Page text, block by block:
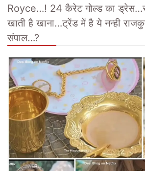
Royce…! 24 कैरेट गोल्ड का
खाती है खाना…ट्रेंड में है ये नन्ही
संपाल…?